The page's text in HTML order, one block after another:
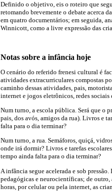
Definido o objetivo, eis o roteiro que
retomando brevemente o debate acerca
em quatro documentários; em seguida,
Winnicott, como a livre expressão das
Notas sobre a infância hoje
O cenário do referido frenesi cultural é
atividades extracurriculares compostas
caminho dessas atividades, pais,
internet e jogos eletrônicos, redes
Num turno, a escola pública. Será que o
pais, dos avós, amigos da rua). Livros e
falta para o dia terminar?
Num turno, a rua. Semáforos, quiçá,
onde irá dormir? Livros e tarefas
tempo ainda falta para o dia terminar?
A infância segue acelerada e sob
pedagógicas e neurocientíficas; de
horas, por celular ou pela internet, as